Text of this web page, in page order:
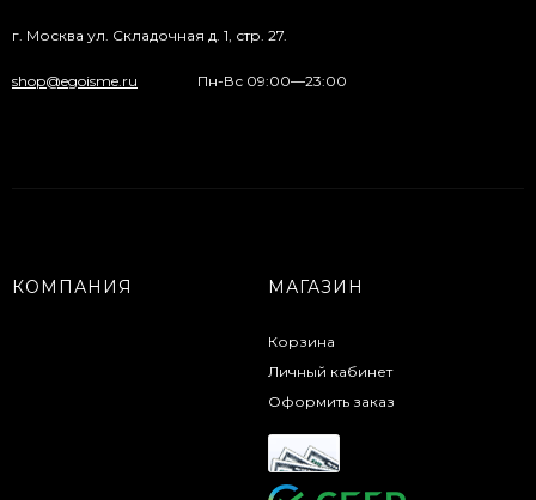
г. Москва ул. Складочная д. 1, стр. 27.
shop@egoisme.ru Пн-Вс 09:00—23:00
КОМПАНИЯ МАГАЗИН
Корзина
Личный кабинет
Оформить заказ